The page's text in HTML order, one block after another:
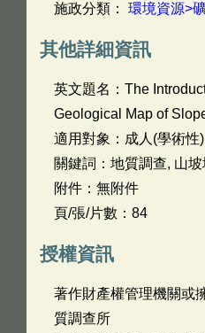
施政分類： 環境資源>
其他詳細資訊
英文題名： The
Geological Map of
適用對象：成人(學術性)
關鍵詞：地質調查, 山
附件：無附件
頁/張/片數：84
授權資訊
著作財產權管理機關或
質調查所